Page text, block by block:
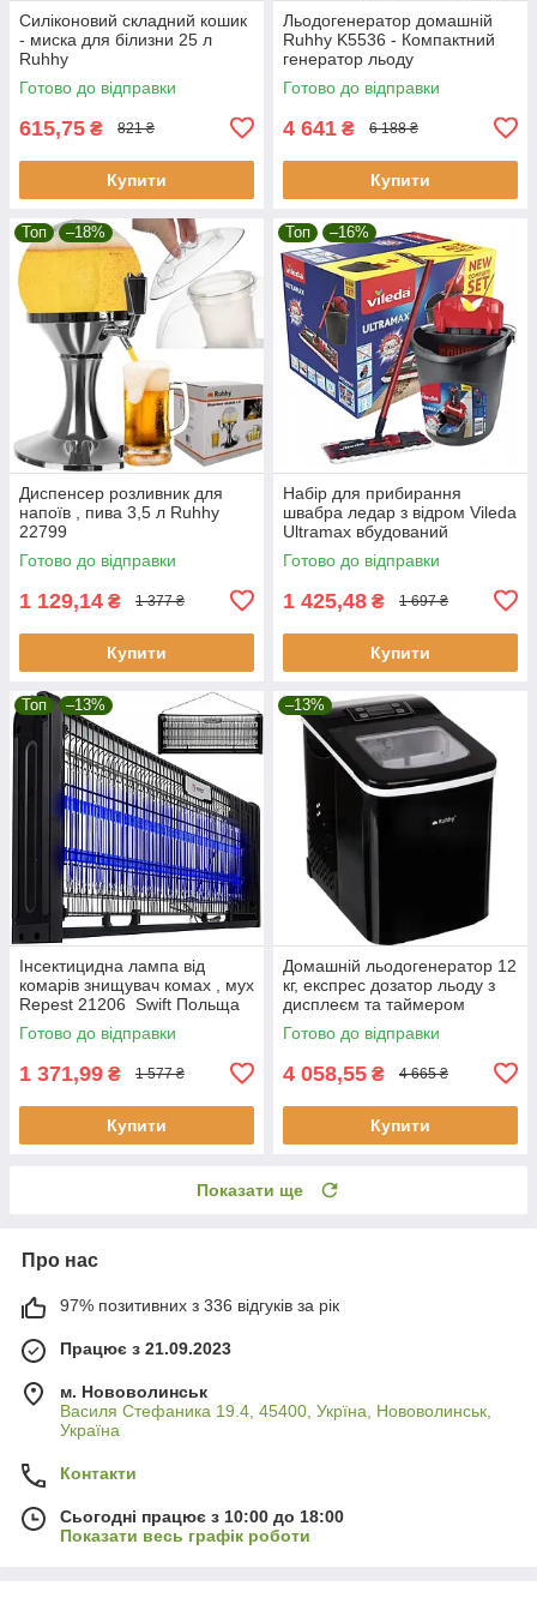
Силіконовий складний кошик
- миска для білизни 25 л
Ruhhy
Готово до відправки
615,75 ₴ 821 ₴
Купити
Льодогенератор домашній
Ruhhy K5536 - Компактний
генератор льоду
Готово до відправки
4 641 ₴ 6 188 ₴
Купити
Топ –18%
Диспенсер розливник для
напоїв , пива 3,5 л Ruhhy
22799
Готово до відправки
1 129,14 ₴ 1 377 ₴
Купити
Топ –16%
Набір для прибирання
швабра ледар з відром Vileda
Ultramax вбудований
автоматичним віджиманням
Готово до відправки
1 425,48 ₴ 1 697 ₴
Купити
Топ –13%
Інсектицидна лампа від
комарів знищувач комах , мух
Repest 21206 Swift Польща
Готово до відправки
1 371,99 ₴ 1 577 ₴
Купити
–13%
Домашній льодогенератор 12
кг, експрес дозатор льоду з
дисплеєм та таймером
Ruhhy 25565
Готово до відправки
4 058,55 ₴ 4 665 ₴
Купити
Показати ще
Про нас
97% позитивних з 336 відгуків за рік
Працює з 21.09.2023
м. Нововолинськ
Василя Стефаника 19.4, 45400, Укрїна, Нововолинськ,
Україна
Контакти
Сьогодні працює з 10:00 до 18:00
Показати весь графік роботи